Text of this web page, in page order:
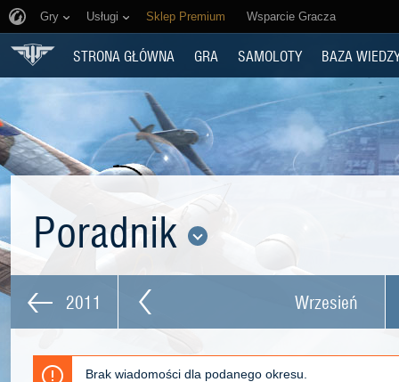
Gry Usługi Sklep Premium Wsparcie Gracza
STRONA GŁÓWNA GRA SAMOLOTY BAZA
Poradnik
2011 Wrzesień
Brak wiadomości dla podanego okresu.